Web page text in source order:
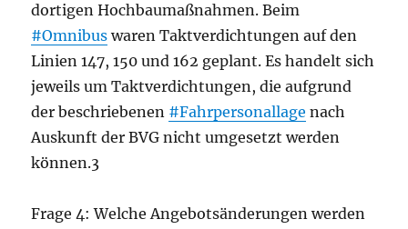
dortigen Hochbaumaßnahmen. Beim
#Omnibus waren Taktverdichtungen auf den
Linien 147, 150 und 162 geplant. Es handelt sich
jeweils um Taktverdichtungen, die aufgrund
der beschriebenen #Fahrpersonallage nach
Auskunft der BVG nicht umgesetzt werden
können.3
Frage 4: Welche Angebotsänderungen werden